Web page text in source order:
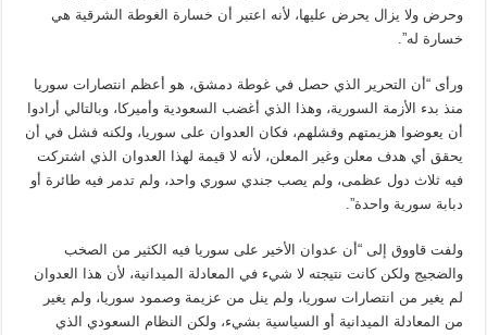
وحرض ولا يزال يحرض عليها، لأنه اعتبر أن خسارة الغوطة الشرقية هي
خسارة له”.
ورأى “أن التحرير الذي حصل في غوطة دمشق، هو أعظم انتصارات سوريا
منذ بدء الأزمة السورية، وهذا الذي أغضب السعودية وأميركا، وبالتالي أرادوا
أن يعوضوا هزيمتهم وفشلهم، فكان العدوان على سوريا، ولكنه فشل في أن
يحقق أي هدف معلن وغير المعلن، لأنه لا قيمة لهذا العدوان الذي اشتركت
فيه ثلاث دول عظمى، ولم يصب جندي سوري واحد، ولم تدمر فيه طائرة أو
دبابة سورية واحدة”.
ولفت قاووق إلى “أن عدوان الأخير على سوريا فيه الكثير من الصخب
والضجيج ولكن كانت نتيجته لا شيء في المعادلة الميدانية، لأن هذا العدوان
لم يغير من انتصارات سوريا، ولم ينل من عزيمة وصمود سوريا، ولم يغير
من المعادلة الميدانية أو السياسية بشيء، ولكن النظام السعودي الذي